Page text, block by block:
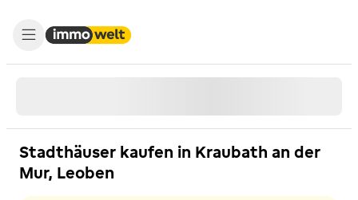
Stadthäuser kaufen in Kraubath an der
Mur, Leoben